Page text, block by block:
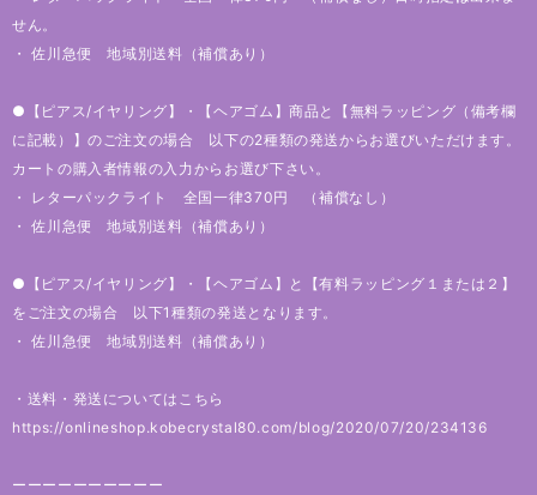
せん。
・ 佐川急便 地域別送料（補償あり）
●【ピアス/イヤリング】・【ヘアゴム】商品と【無料ラッピング（備考欄
に記載）】のご注文の場合 以下の2種類の発送からお選びいただけます。
カートの購入者情報の入力からお選び下さい。
・ レターパックライト 全国一律370円 （補償なし）
・ 佐川急便 地域別送料（補償あり）
●【ピアス/イヤリング】・【ヘアゴム】と【有料ラッピング１または２】
をご注文の場合 以下1種類の発送となります。
・ 佐川急便 地域別送料（補償あり）
・送料・発送についてはこちら
https://onlineshop.kobecrystal80.com/blog/2020/07/20/234136
ーーーーーーーーーー